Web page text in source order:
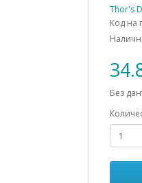
Thor's
Код на
Без